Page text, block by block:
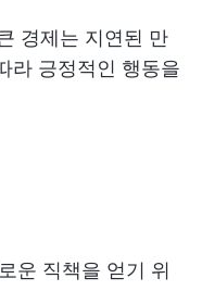
경제는 지연된 만
라 긍정적인 행동을
운 직책을 얻기 위